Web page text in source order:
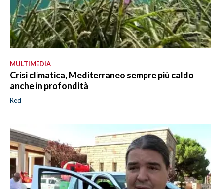
MULTIMEDIA
Crisi climatica, Mediterraneo sempre più caldo
anche in profondità
Red